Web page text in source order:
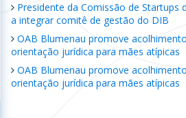
Presidente da Comissão de Startups
a integrar comitê de gestão do DIB
OAB Blumenau promove
orientação jurídica para mães atípicas
OAB Blumenau promove
orientação jurídica para mães atípicas